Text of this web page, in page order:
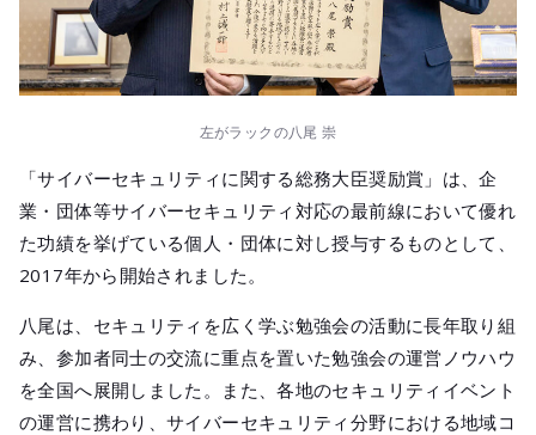
左がラックの八尾 崇
「サイバーセキュリティに関する総務大臣奨励賞」は、企
業・団体等サイバーセキュリティ対応の最前線において優れ
た功績を挙げている個人・団体に対し授与するものとして、
2017年から開始されました。
八尾は、セキュリティを広く学ぶ勉強会の活動に長年取り組
み、参加者同士の交流に重点を置いた勉強会の運営ノウハウ
を全国へ展開しました。また、各地のセキュリティイベント
の運営に携わり、サイバーセキュリティ分野における地域コ